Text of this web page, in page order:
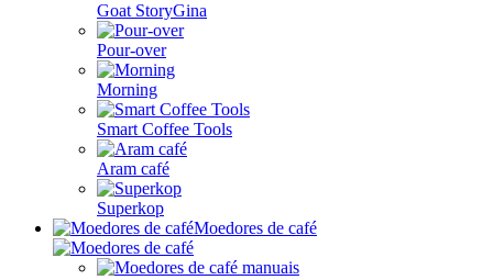
Goat StoryGina
Pour-over
Morning
Smart Coffee Tools
Aram café
Superkop
Moedores de café